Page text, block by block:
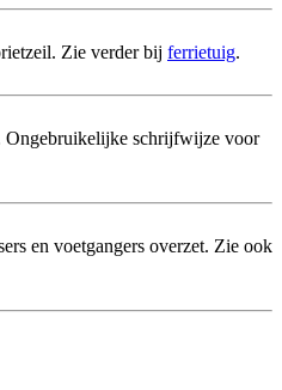
Zie verder bij ferrietuig.
Ongebruikelijke schrijfwijze voor
en voetgangers overzet. Zie ook